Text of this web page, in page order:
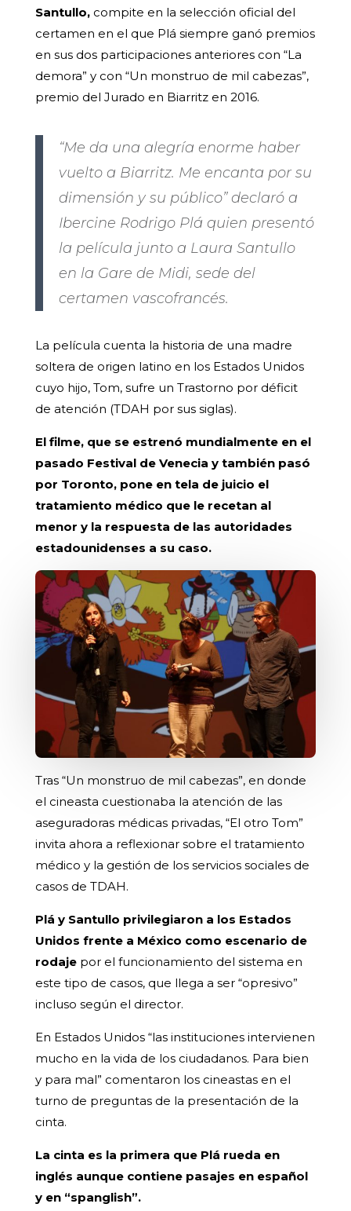
Santullo,compite en la selección oficial del
certamen en el que Plá siempre ganó premios
en sus dos participaciones anteriores con “La
demora” y con “Un monstruo de mil cabezas”,
premio del Jurado en Biarritz en 2016.
“Me da una alegría enorme haber
vuelto a Biarritz. Me encanta por su
dimensión y su público” declaró a
Ibercine Rodrigo Plá quien presentó
la película junto a Laura Santullo
en la Gare de Midi, sede del
certamen vascofrancés.
La película cuenta la historia de una madre
soltera de origen latino en los Estados Unidos
cuyo hijo, Tom, sufre un Trastorno por déficit
de atención (TDAH por sus siglas).
El filme, que se estrenó mundialmente en el
pasado Festival de Venecia y también pasó
por Toronto, pone en tela de juicio el
tratamiento médico que le recetan al
menor y la respuesta de las autoridades
estadounidenses a su caso.
Tras “Un monstruo de mil cabezas”, en donde
el cineasta cuestionaba la atención de las
aseguradoras médicas privadas, “El otro Tom”
invita ahora a reflexionar sobre el tratamiento
médico y la gestión de los servicios sociales de
casos de TDAH.
Plá y Santullo privilegiaron a los Estados
Unidos frente a México como escenario de
rodajepor el funcionamiento del sistema en
este tipo de casos, que llega a ser “opresivo”
incluso según el director.
En Estados Unidos “las instituciones intervienen
mucho en la vida de los ciudadanos. Para bien
y para mal” comentaron los cineastas en el
turno de preguntas de la presentación de la
cinta.
La cinta es la primera que Plá rueda en
inglés aunque contiene pasajes en español
y en “spanglish”.